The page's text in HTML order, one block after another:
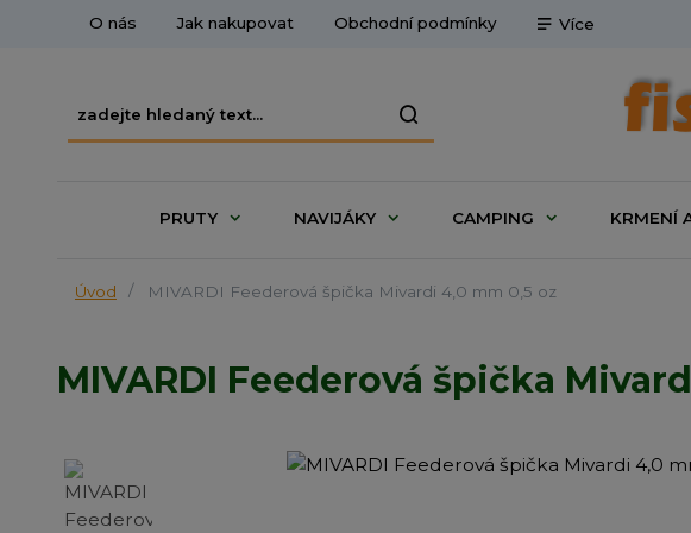
O nás Jak nakupovat Obchodní podmínky Více
PRUTY NAVIJÁKY CAMPING KRMENÍ
Úvod MIVARDI Feederová špička Mivardi 4,0 mm 0,5 oz
MIVARDI Feederová špička